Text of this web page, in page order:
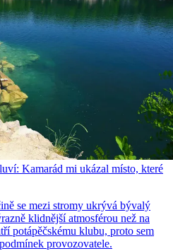
Kamarád mi ukázal místo, které
se mezi stromy ukrývá bývalý
klidnější atmosférou než na
potápěčskému klubu, proto sem
provozovatele.